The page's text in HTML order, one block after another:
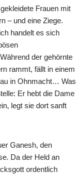
Frauen mit
– und eine Ziege.
handelt es sich
der gehörnte
rammt, fällt in einem
in Ohnmacht… Was
Er hebt die Dame
legt sie dort sanft
Ganesh, den
Da der Held an
ordentlich